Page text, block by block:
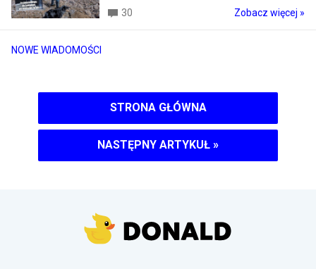
NOWE WIADOMOŚCI
30
Zobacz więcej »
STRONA GŁÓWNA
NASTĘPNY ARTYKUŁ »